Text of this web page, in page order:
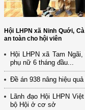
Hội LHPN xã Ninh Quới,
an toàn cho hội viên
Hội LHPN xã Tam
phụ nữ 6 tháng đầu...
Đề án 938 nâng hiệu
Lãnh đạo Hội LHPN
bộ Hội ở cơ sở